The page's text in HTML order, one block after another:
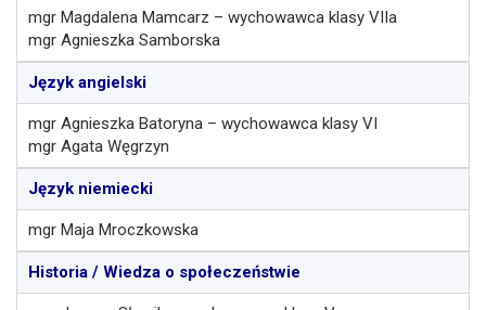
mgr Magdalena Mamcarz – wychowawca klasy VIIa
mgr Agnieszka Samborska
Język angielski
mgr Agnieszka Batoryna – wychowawca klasy VI
mgr Agata Węgrzyn
Język niemiecki
mgr Maja Mroczkowska
Historia / Wiedza o społeczeństwie